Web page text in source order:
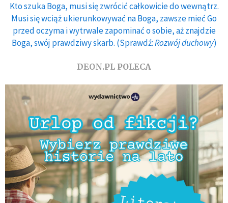
Kto szuka Boga, musi się zwrócić całkowicie do wewnątrz.
Musi się wciąż ukierunkowywać na Boga, zawsze mieć Go
przed oczyma i wytrwale zapominać o sobie, aż znajdzie
Boga, swój prawdziwy skarb. (Sprawdź:Rozwój duchowy)
DEON.PL POLECA